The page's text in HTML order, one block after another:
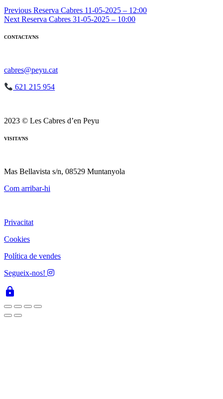
Navegació
d'entrades
Previous Reserva Cabres 11-05-2025 – 12:00
Next Reserva Cabres 31-05-2025 – 10:00
CONTACTA’NS
cabres@peyu.cat
621 215 954
2023 © Les Cabres d’en Peyu
VISITA’NS
Mas Bellavista s/n, 08529 Muntanyola
Com arribar-hi
Privacitat
Cookies
Política de vendes
Segueix-nos!
lock